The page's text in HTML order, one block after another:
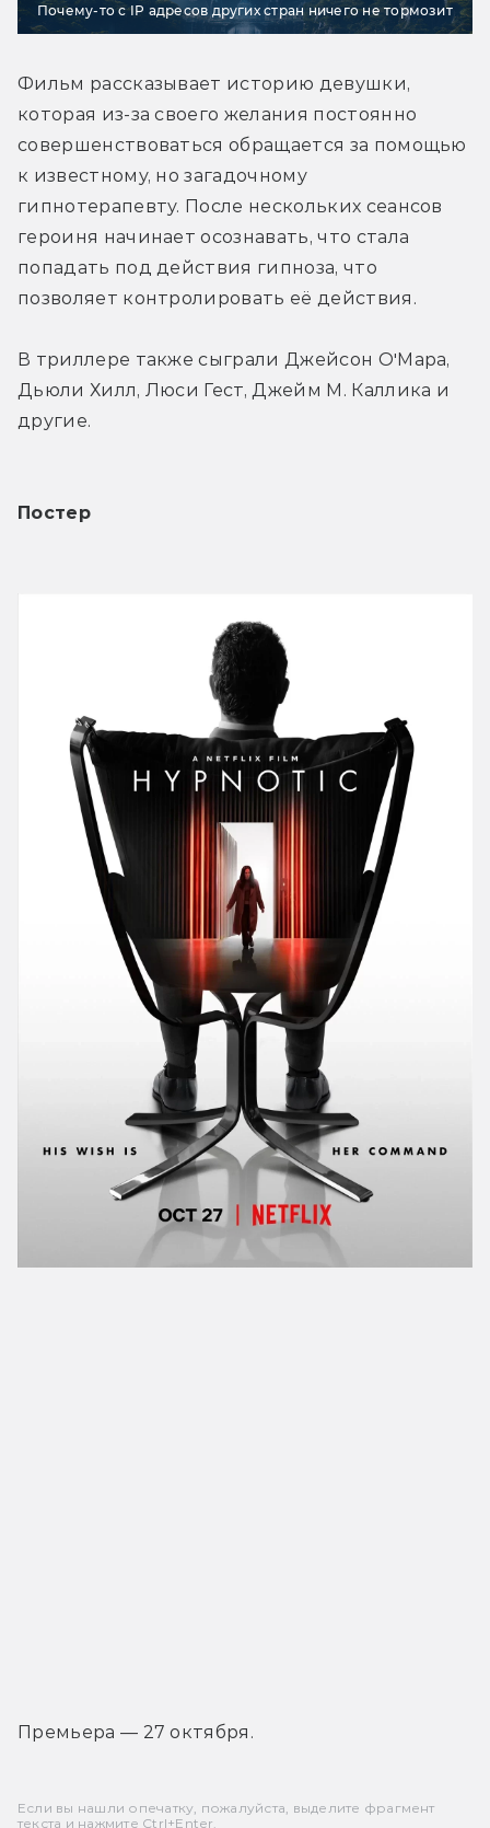
Почему-то с IP адресов других стран ничего не тормозит
Фильм рассказывает историю девушки,
которая из-за своего желания постоянно
совершенствоваться обращается за помощью
к известному, но загадочному
гипнотерапевту. После нескольких сеансов
героиня начинает осознавать, что стала
попадать под действия гипноза, что
позволяет контролировать её действия.
В триллере также сыграли Джейсон ОʼМара,
Дьюли Хилл, Люси Гест, Джейм М. Каллика и
другие.
Постер
Премьера — 27 октября.
Если вы нашли опечатку, пожалуйста, выделите фрагмент
текста и нажмите Ctrl+Enter.